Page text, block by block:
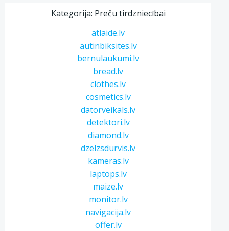
Kategorija: Preču tirdzniecībai
atlaide.lv
autinbiksites.lv
bernulaukumi.lv
bread.lv
clothes.lv
cosmetics.lv
datorveikals.lv
detektori.lv
diamond.lv
dzelzsdurvis.lv
kameras.lv
laptops.lv
maize.lv
monitor.lv
navigacija.lv
offer.lv